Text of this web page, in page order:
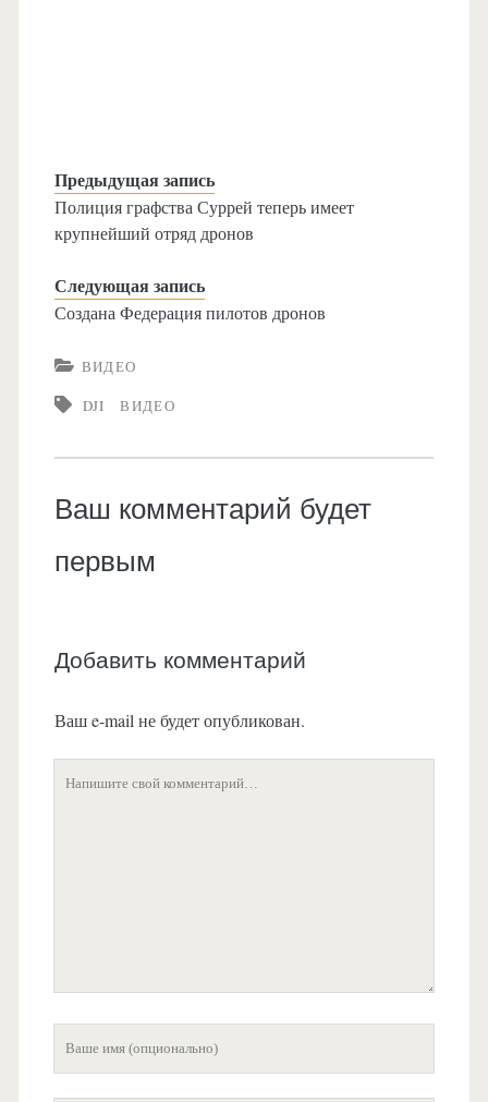
Предыдущая запись
Полиция графства Суррей теперь имеет
крупнейший отряд дронов
Следующая запись
Создана Федерация пилотов дронов
ВИДЕО
DJI
ВИДЕО
Ваш комментарий будет
первым
Добавить комментарий
Ваш e-mail не будет опубликован.